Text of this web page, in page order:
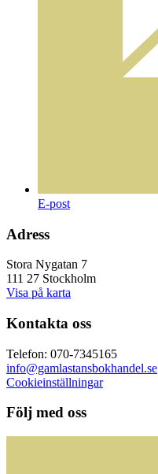
E-post
Adress
Stora Nygatan 7
111 27 Stockholm
Visa på karta
Kontakta oss
Telefon: 070-7345165
info@gamlastansbokhandel.se
Cookieinställningar
Följ med oss